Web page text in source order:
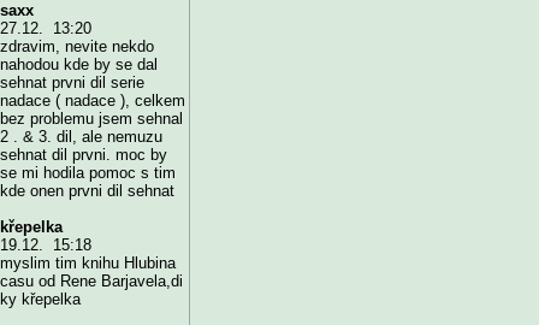
saxx
27.12. 13:20
zdravim, nevite nekdo
nahodou kde by se dal
sehnat prvni dil serie
nadace ( nadace ), celkem
bez problemu jsem sehnal
2 . & 3. dil, ale nemuzu
sehnat dil prvni. moc by
se mi hodila pomoc s tim
kde onen prvni dil sehnat
křepelka
19.12. 15:18
myslim tim knihu Hlubina
casu od Rene Barjavela,di
ky křepelka